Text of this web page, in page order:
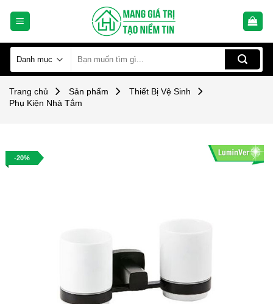
kiếm:
Trang chủ Sản phẩm
Thiết Bị Vệ Sinh
Phụ Kiện Nhà Tắm
-20%